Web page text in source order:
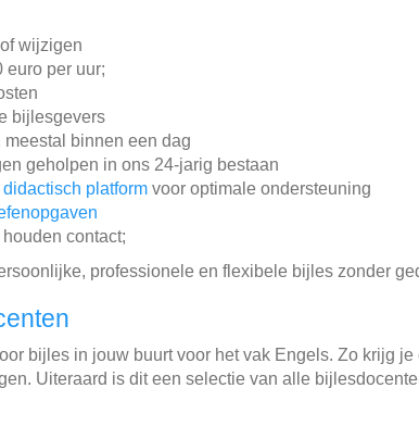
wijzigen
euro per uur;
bijlesgevers
binnen een dag
geholpen in ons 24-jarig bestaan
didactisch platform voor optimale ondersteuning
contact;
professionele en flexibele bijles zonder
bijles in jouw buurt voor het vak Engels. Zo krijg
Uiteraard is dit een selectie van alle